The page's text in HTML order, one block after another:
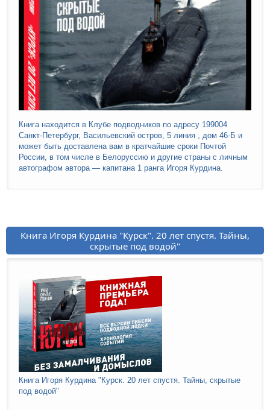
Книга находится в Клубе подводников по адресу 199004
Санкт-Петербург, Васильевский остров, 5 линия , дом 46-Б и
может быть доставлена вам в кратчайшие сроки Почтой
России, в том числе в Белоруссию и другие страны с личным
автографом автора — капитана 1 ранга Игоря Курдина.
Книга Игоря Курдина "Курск". 20 лет спустя. Тайны,
скрытые под водой"
Книга Игоря Курдина "Курск. 20 лет спустя. Тайны, скрытые
под водой"